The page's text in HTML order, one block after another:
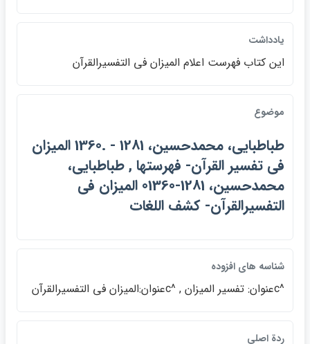
يادداشت
اين كتاب فهرست اعلام الميزان في التفسيرالقرآن
موضوع
طباطبايي، محمدحسين، 1281 - .1360 الميزان
في تفسير القرآن- فهرستها , طباطبايي،
محمدحسين، 1281-01360 الميزان في
التفسيرالقرآن- كشف اللغات
شناسه هاي افزوده
^cعنوان: تفسير الميزان , ^cعنوان:الميزان في التفسيرالقرآن
ردة اصلي